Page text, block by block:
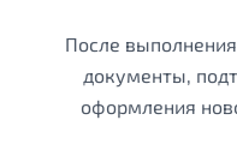
После
документы,
оформления